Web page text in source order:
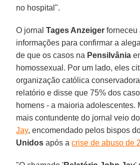
no hospital".
O jornalTages Anzeiger forneceu
informações para confirmar a
de que os casos na Pensilvânia
homossexual. Por um lado, eles
organização católica
relatório e disse que 75% dos
homens - a maioria adolescentes.
mais contundente do jornal veio do
Jay, encomendado pelos bispos
Unidos após acrise de abuso de